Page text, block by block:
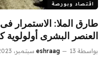
اقتصاد وبورصة
طارق الملا: الاستمرار
العنصر البشرى أولولوية
بواسطة eshraag 13 سبتمبر، 2023